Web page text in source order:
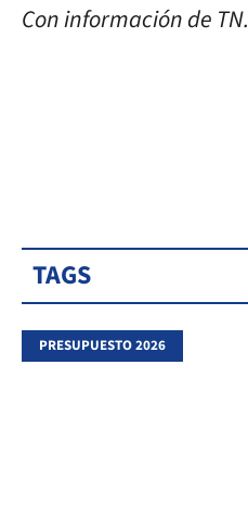
Con información de TN.
TAGS
PRESUPUESTO 2026